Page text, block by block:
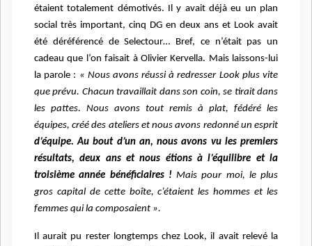
étaient totalement démotivés. Il y avait déjà eu un plan
social très important, cinq DG en deux ans et Look avait
été déréférencé de Selectour… Bref, ce n’était pas un
cadeau que l’on faisait à Olivier Kervella. Mais laissons-lui
la parole : « Nous avons réussi à redresser Look plus vite
que prévu. Chacun travaillait dans son coin, se tirait dans
les pattes. Nous avons tout remis à plat, fédéré les
équipes, créé des ateliers et nous avons redonné un esprit
d’équipe. Au bout d’un an, nous avons vu les premiers
résultats, deux ans et nous étions à l’équilibre et la
troisième année bénéficiaires ! Mais pour moi, le plus
gros capital de cette boîte, c’étaient les hommes et les
femmes qui la composaient ».
Il aurait pu rester longtemps chez Look, il avait relevé la